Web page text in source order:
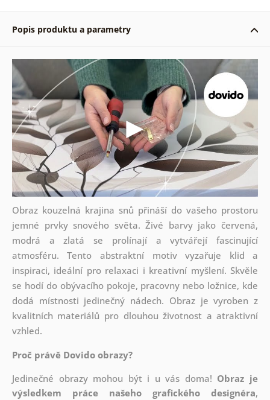
Popis produktu a parametry
Obraz kouzelná krajina snů přináší do vašeho prostoru
jemné prvky snového světa. Živé barvy jako červená,
modrá a zlatá se prolínají a vytvářejí fascinující
atmosféru. Tento abstraktní motiv vyzařuje klid a
inspiraci, ideální pro relaxaci i kreativní myšlení. Skvěle
se hodí do obývacího pokoje, pracovny nebo ložnice, kde
dodá místnosti jedinečný nádech. Obraz je vyroben z
kvalitních materiálů pro dlouhou životnost a atraktivní
vzhled.
Proč právě Dovido obrazy?
Jedinečné obrazy mohou být i u vás doma! Obraz je
výsledkem práce našeho grafického designéra,